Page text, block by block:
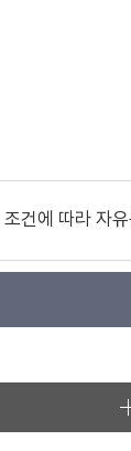
조건에 따라 자